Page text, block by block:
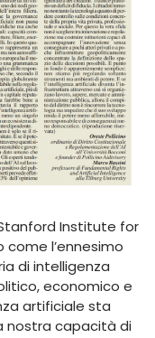
Institute for
l’ennesimo
di intelligenza
economico e
artificiale sta
nostra capacità di